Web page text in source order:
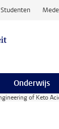
Studenten
Onderwijs
of Keto